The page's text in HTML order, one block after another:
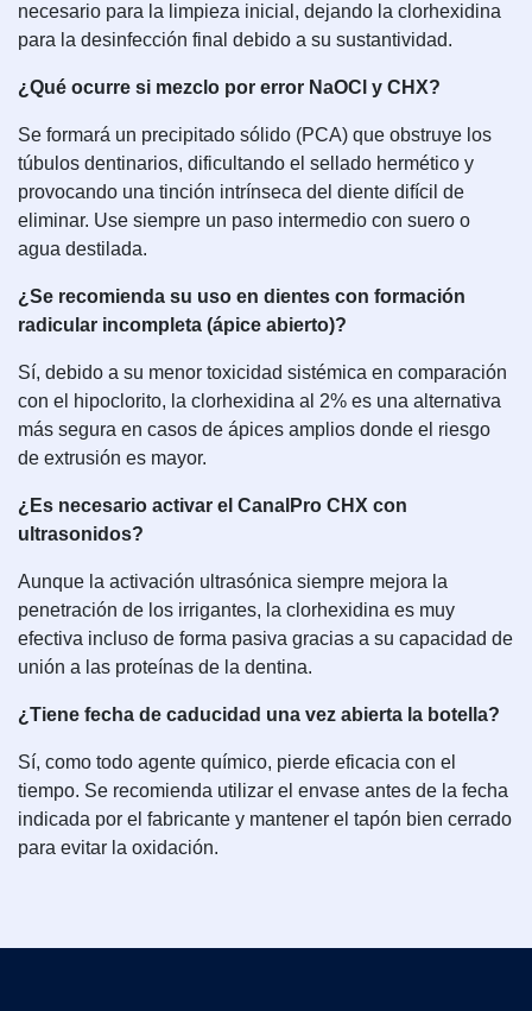
necesario para la limpieza inicial, dejando la clorhexidina
para la desinfección final debido a su sustantividad.
¿Qué ocurre si mezclo por error NaOCl y CHX?
Se formará un precipitado sólido (PCA) que obstruye los
túbulos dentinarios, dificultando el sellado hermético y
provocando una tinción intrínseca del diente difícil de
eliminar. Use siempre un paso intermedio con suero o
agua destilada.
¿Se recomienda su uso en dientes con formación
radicular incompleta (ápice abierto)?
Sí, debido a su menor toxicidad sistémica en comparación
con el hipoclorito, la clorhexidina al 2% es una alternativa
más segura en casos de ápices amplios donde el riesgo
de extrusión es mayor.
¿Es necesario activar el CanalPro CHX con
ultrasonidos?
Aunque la activación ultrasónica siempre mejora la
penetración de los irrigantes, la clorhexidina es muy
efectiva incluso de forma pasiva gracias a su capacidad de
unión a las proteínas de la dentina.
¿Tiene fecha de caducidad una vez abierta la botella?
Sí, como todo agente químico, pierde eficacia con el
tiempo. Se recomienda utilizar el envase antes de la fecha
indicada por el fabricante y mantener el tapón bien cerrado
para evitar la oxidación.